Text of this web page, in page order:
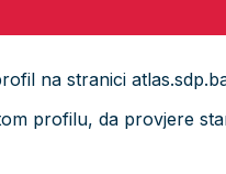
na stranici
profilu, da provjere